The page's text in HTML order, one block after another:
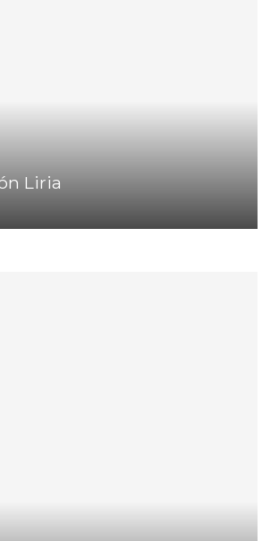
Liria